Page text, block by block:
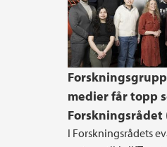
medier får topp
Forskningsrådet
I Forskningsrådets